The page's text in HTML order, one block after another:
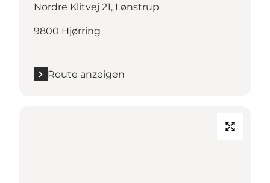
Nordre Klitvej 21, Lønstrup
9800 Hjørring
Route anzeigen